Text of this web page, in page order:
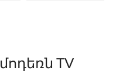
մոդեռն TV